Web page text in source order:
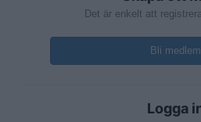
Det är enkelt att
Bli medlem
Logga